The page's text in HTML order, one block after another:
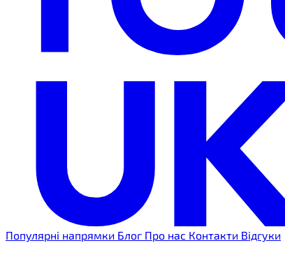
Популярні напрямки Блог Про нас Контакти Відгуки